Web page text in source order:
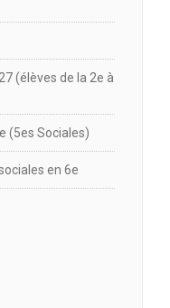
(élèves de la 2e à
(5es Sociales)
en 6e